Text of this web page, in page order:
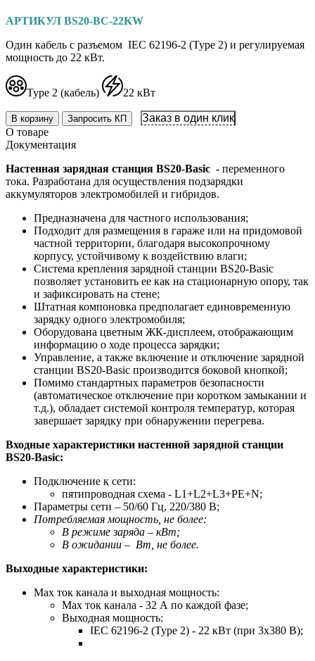
АРТИКУЛ BS20-BC-22KW
Один кабель с разъемом IEC 62196-2 (Type 2) и регулируемая
мощность до 22 кВт.
Type 2 (кабель) 22 кВт
В корзину Запросить КП
Заказ в один клик
О товаре
Документация
Настенная зарядная станция BS20-Basic - переменного
тока. Разработана для осуществления подзарядки
аккумуляторов электромобилей и гибридов.
Предназначена для частного использования;
Подходит для размещения в гараже или на придомовой
частной территории, благодаря высокопрочному
корпусу, устойчивому к воздействию влаги;
Система крепления зарядной станции BS20-Basic
позволяет установить ее как на стационарную опору, так
и зафиксировать на стене;
Штатная компоновка предполагает единовременную
зарядку одного электромобиля;
Оборудована цветным ЖК-дисплеем, отображающим
информацию о ходе процесса зарядки;
Управление, а также включение и отключение зарядной
станции BS20-Basic производится боковой кнопкой;
Помимо стандартных параметров безопасности
(автоматическое отключение при коротком замыкании и
т.д.), обладает системой контроля температур, которая
завершает зарядку при обнаружении перегрева.
Входные характеристики настенной зарядной станции
BS20-Basic:
Подключение к сети:
пятипроводная схема - L1+L2+L3+PE+N;
Параметры сети – 50/60 Гц, 220/380 В;
Потребляемая мощность, не более:
В режиме заряда – кВт;
В ожидании – Вт, не более.
Выходные характеристики:
Max ток канала и выходная мощность:
Max ток канала - 32 А по каждой фазе;
Выходная мощность:
IEC 62196-2 (Type 2) - 22 кВт (при 3х380 В);